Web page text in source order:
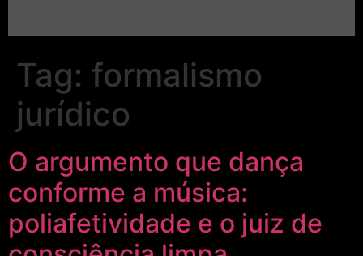
Tag: formalismo
jurídico
O argumento que dança
conforme a música:
poliafetividade e o juiz de